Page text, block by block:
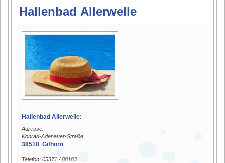
Hallenbad Allerwelle
Hallenbad Allerwelle:
Adresse:
Konrad-Adenauer-Straße
38518 Gifhorn
Telefon: 05371 / 88183